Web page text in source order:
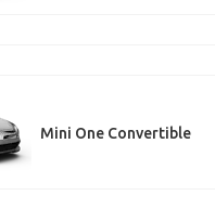
Mini One Convertible